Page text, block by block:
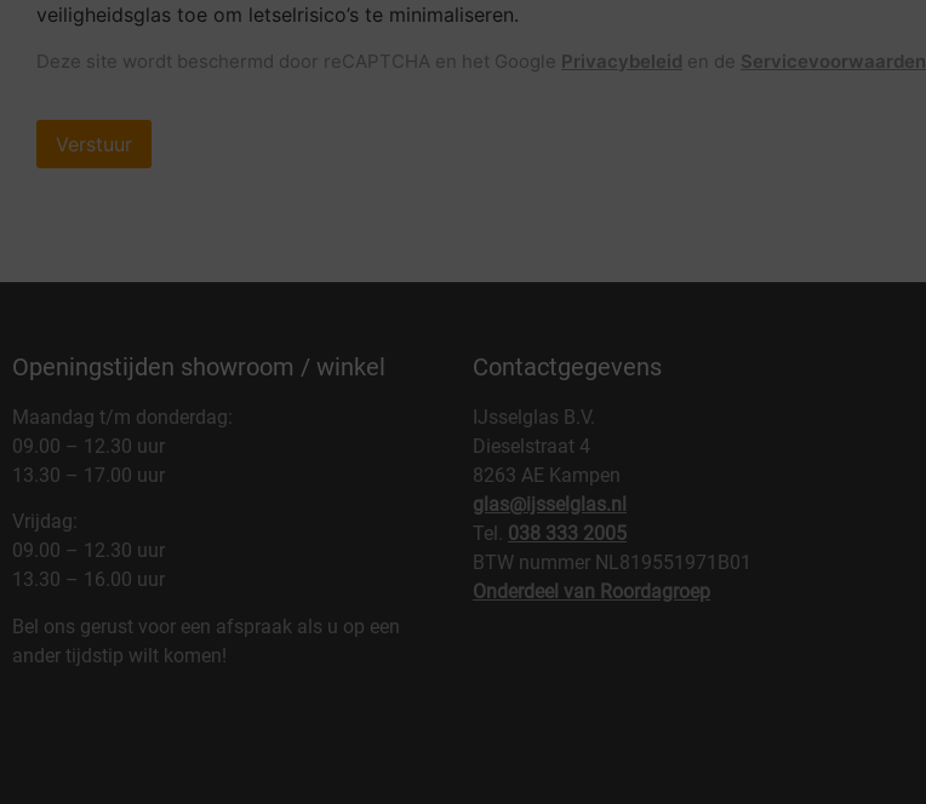
veiligheidsglas toe om letselrisico’s te minimaliseren.
Deze site wordt beschermd door reCAPTCHA en het Google Privacybeleid en de Servicevoorwaarden
Openingstijden showroom / winkel
Maandag t/m donderdag:
09.00 – 12.30 uur
13.30 – 17.00 uur
Vrijdag:
09.00 – 12.30 uur
13.30 – 16.00 uur
Bel ons gerust voor een afspraak als u op een
ander tijdstip wilt komen!
Contactgegevens
IJsselglas B.V.
Dieselstraat 4
8263 AE Kampen
glas@ijsselglas.nl
Tel. 038 333 2005
BTW nummer NL819551971B01
Onderdeel van Roordagroep